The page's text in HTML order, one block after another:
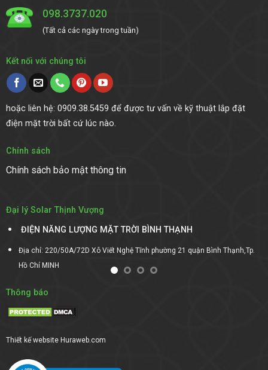
098.3737.020
(Tất cả các ngày trong tuần)
Kết nối với chúng tôi
hoặc liên hệ: 0909.38.5459 để được tư vấn về kỹ thuật lắp đặt
điện mặt trời bất cứ lúc nào.
Chính sách
Chính sách bảo mật thông tin
Đại lý Solar Thịnh Vượng
ĐIỆN NĂNG LƯỢNG MẶT TRỜI BÌNH THẠNH
Địa chỉ: 220/50A/72D Xô Viết Nghệ Tĩnh phường 21 quận Bình Thạnh,Tp.
Hồ Chí MINH
Thông báo
Thiết kế website Huraweb.com